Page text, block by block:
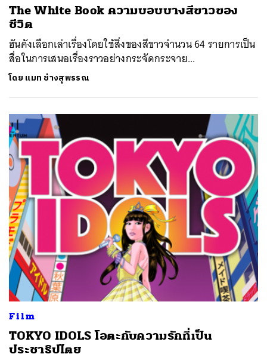
​The White Book ความบอบบางสีขาวของ
ชีวิต
ฮันคังเลือกเล่าเรื่องโดยใช้สิ่งของสีขาวจำนวน 64 รายการเป็น
สื่อในการเสนอเรื่องราวอย่างกระจัดกระจาย...
โดย แมท ช่างสุพรรณ
Film
TOKYO IDOLS โอตะกับความรักที่เป็น
ประชาธิปไตย